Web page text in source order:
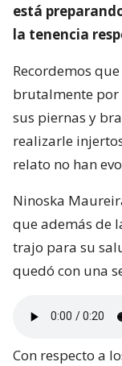
está
la tenencia
Recordemos
brutalmente por
sus piernas y
realizarle
relato no han
Ninoska
que además de
trajo para su
quedó con una
Con respecto a